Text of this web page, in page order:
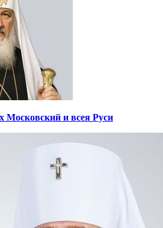
Московский и всея Руси